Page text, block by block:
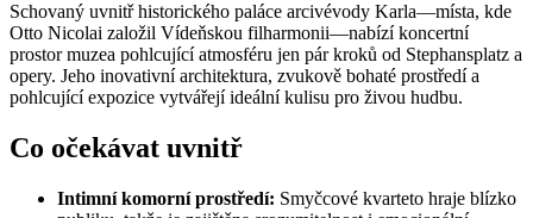
Schovaný uvnitř historického paláce arcivévody Karla—místa, kde
Otto Nicolai založil Vídeňskou filharmonii—nabízí koncertní
prostor muzea pohlcující atmosféru jen pár kroků od Stephansplatz a
opery. Jeho inovativní architektura, zvukově bohaté prostředí a
pohlcující expozice vytvářejí ideální kulisu pro živou hudbu.
Co očekávat uvnitř
Intimní komorní prostředí: Smyčcové kvarteto hraje blízko